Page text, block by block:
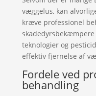
væggelus, kan
kræve professionel
teknologier og
effektiv fjernelse af
Fordele ved
behandling